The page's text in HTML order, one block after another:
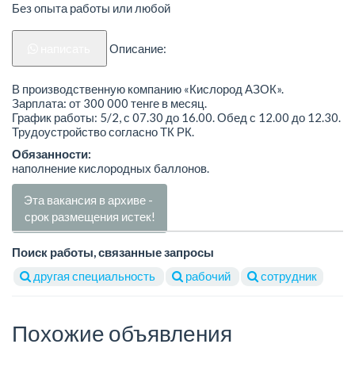
Без опыта работы или любой
Описание:
В производственную компанию «Кислород АЗОК».
Зарплата: от 300 000 тенге в месяц.
График работы: 5/2, с 07.30 до 16.00. Обед с 12.00 до 12.30.
Трудоустройство согласно ТК РК.
Обязанности:
наполнение кислородных баллонов.
Эта вакансия в архиве -
срок размещения истек!
Поиск работы, связанные запросы
другая специальность
рабочий сотрудник
Похожие объявления